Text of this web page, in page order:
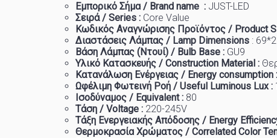
Εμπορικό Σήμα / Brand name : JUST-LED
Σειρά / Series : Core Value
Κωδικός Αναγνώρισης Προϊόντος / Product
Διαστάσεις Λάμπας / Lamp Dimensions : 69
Βάση Λάμπας (Ντουί) / Bulb Base : GU9
Υλικό Κατασκευής / Construction Material :
Κατανάλωση Ενέργειας / Energy consumption :
Ωφέλιμη Φωτεινή Ροή / Useful Luminous Lux :
Ισοδύναμος / Equivalent : 80
Τάση / Voltage : 220-245V
Τάξη Ενεργειακής Απόδοσης / Energy
Θερμοκρασία Χρώματος / Correlated Color